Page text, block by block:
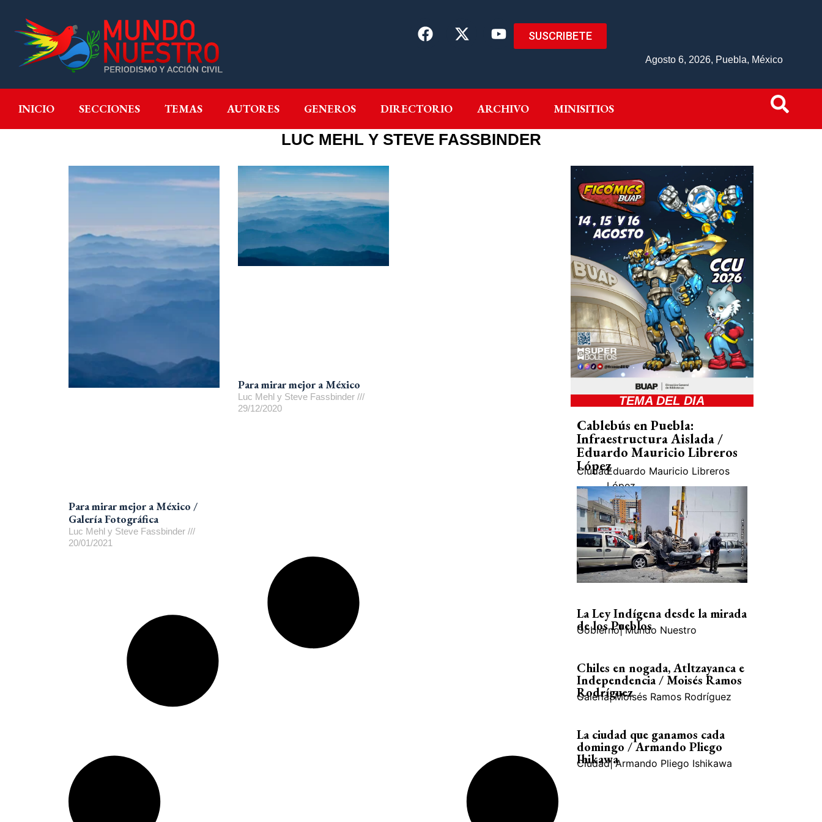
SUSCRIBETE
Agosto 6, 2026, Puebla, México
INICIO SECCIONES TEMAS AUTORES GENEROS DIRECTORIO ARCHIVO MINISITIOS
INICIO SECCIONES GENEROS DIRECTORIO ARCHIVO MINISITIOS
LUC MEHL Y STEVE FASSBINDER
Para mirar mejor a México /
Galería Fotográfica
Luc Mehl y Steve Fassbinder
20/01/2021
Para mirar mejor a México
Luc Mehl y Steve Fassbinder
29/12/2020
TEMA DEL DIA
Cablebús en Puebla:
Infraestructura Aislada /
Eduardo Mauricio Libreros
López
CiudadEduardo Mauricio Libreros
López
La Ley Indígena desde la mirada
de los Pueblos
Gobierno| Mundo Nuestro
Chiles en nogada, Atltzayanca e
Independencia / Moisés Ramos
Rodríguez
Galería| Moisés Ramos Rodríguez
La ciudad que ganamos cada
domingo / Armando Pliego
Ihikawa
Ciudad| Armando Pliego Ishikawa